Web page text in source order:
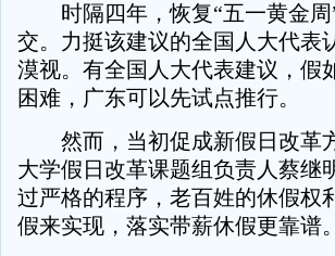
时隔四年，恢复“五一黄金周
交。力挺该建议的全国人大代表
漠视。有全国人大代表建议，假
困难，广东可以先试点推行。
然而，当初促成新假日改革
大学假日改革课题组负责人蔡继
过严格的程序，老百姓的休假权
假来实现，落实带薪休假更靠谱。